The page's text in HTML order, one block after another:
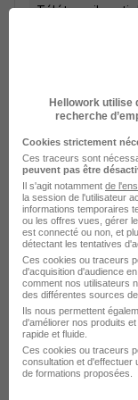
Télétravail
Technicien
H/F
Bureau Veritas
Nanterre - 92
Voir l’offre
Technicien
H/F
Bureau Veritas
Hellowork utilise
recherche
Cookies strictement
Ces traceurs sont
peuvent pas être
Il s'agit notamment de
la session de l'utilisateur
informations temporaires
ou les offres vues, gérer
est connecté ou non, et
détectant les tentatives
Ces cookies ou traceurs
d'acquisition d'audience
comment nos utilisateurs
des différentes sources de
Ils nous permettent
d'améliorer nos produits
rapide et fluide.
Ces cookies ou traceurs
consultation et d'effectuer
de formations proposées.